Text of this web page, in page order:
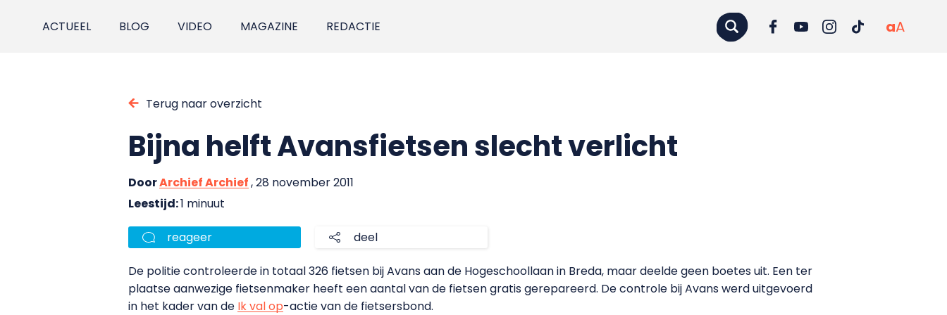
ACTUEEL BLOG VIDEO MAGAZINE REDACTIE aA
Terug naar overzicht
Bijna helft Avansfietsen slecht verlicht
DoorArchief Archief, 28 november 2011
Leestijd:1 minuut
reageer deel
De politie controleerde in totaal 326 fietsen bij Avans aan de Hogeschoollaan in Breda, maar deelde geen boetes uit. Een ter
plaatse aanwezige fietsenmaker heeft een aantal van de fietsen gratis gerepareerd. De controle bij Avans werd uitgevoerd
in het kader van de Ik val op-actie van de fietsersbond.